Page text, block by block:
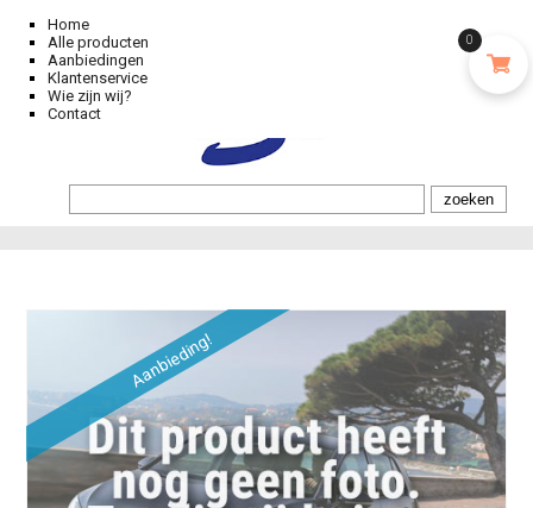
Home
Alle producten
Aanbiedingen
Klantenservice
Wie zijn wij?
Contact
Aanbieding!
0